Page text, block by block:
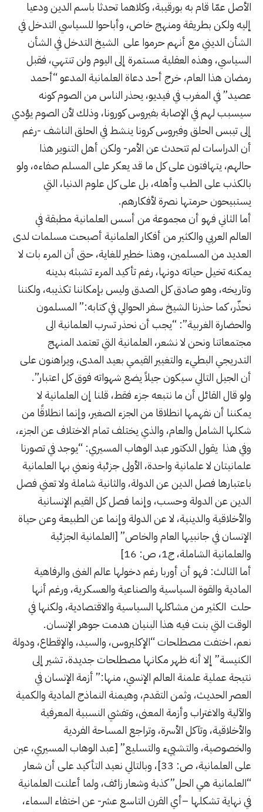
الأصل عمّا قام به بورقيبة، وكلاهما تحدثا باسم الدين ودعيا
إليه ولكن بطريقة ومنهج خاص، وأباحوا للسياسي التدخل في
الشأن الديني مع أنهم حرموا على الشيخ التدخل في الشأن
السياسي، وهذه العقلية مستمرة إلى اليوم ولن تنتهي، فقبل
رمضان هذا العام، خرج أحد دعاة العلمانية المدعو “أحمد
عصيد” في المغرب في فيديو، يحذر الناس من الصوم كونه
سيسبب لهم في الإصابة بفيروس كورونا، وذلك لأن الصوم يؤدي
إلى تيبس الحلق وفيروس كرونا ينشط في الحلق الناشف -رغم
أن الدراسات لم تتحدث عن الأمر- ولكن أهل التنوير هذا
حالهم، يتهافتون على كل ما قد يعكر على المسلم صفاءه، ولو
بالكذب على الطب وأهله، بل على كل علوم الدنيا، التي
يستبيحون حرمتها نصرة لأفكارهم.
أما الثاني فهو أن مجموعة من أسسالعلمانيةمطبقة في
العالم العربي والكثير من أفكار العلمانية أصبحت مسلمات لدى
العديد من المسلمين، وهذا خطير للغاية، حتى أن المرء بات لا
يمكنه تخيل حياته دونها، رغم تأكيد المرء تشبثه بدينه
وتاريخه، وهو صادق كل الصدق وليس بإمكاننا تكذيبه، ولكننا
نحذّر، كما حذرنا الشيخ سفر الحوالي في كتابه:” المسلمون
والحضارة الغربية”: “يجب أن نحذر تسرب العلمانية الى
مجتمعاتنا ونحن لا نشعر، العلمانية التي تعتمد المنهج
التدريجي البطيء والتغيير القيمي بعيد المدى، ويراهنون على
أن الجيل التالي سيكون جيلاً يضع شهواته فوق كل اعتبار”.
ولو قال القائل أن ما نتبعه جزء فقط، قلنا إن العلمانية لا
يمكننا أن نفهمها انطلاقا من الجزء الصغير، وإنما انطلاقًا من
شكلها الشامل والعام، والذي يختلف تمام الاختلاف عن الجزء،
وفي هذا يقول الدكتور عبد الوهاب المسيري: “يوجد في تصورنا
علمانيتان لا علمانية واحدة، الأولى جزئية ونعني بها العلمانية
باعتبارها فصل الدين عن الدولة، والثانية شاملة ولا تعني فصل
الدين عن الدولة وحسب، وإنما فصل كل القيم الإنسانية
والأخلاقية والدينية، لا عن الدولة وإنما عن الطبيعة وعن حياة
الإنسان في جانبيها العام والخاص” [العلمانية الجزئية
والعلمانية الشاملة، ج1، ص: 16]
أما الثالث: فهو أن أوربا رغم دخولها عالم الغنى والرفاهية
المادية والقوة السياسية والصناعية والعسكرية، ورغم أنها
حلت الكثير من مشاكلها السياسية والاقتصادية، ولكنها في
الوقت التي بنت فيه هذا البنيان هدمت جوهر الإنسان.
نعم، اختفت مصطلحات “الإكليروس، والسيد، والإقطاع، ودولة
الكنيسة” إلا أنه ظهر مكانها مصطلحات جديدة، تشير إلى
نتيجة عملية علمنة العالم الإنسي، منها:” أزمة الإنسان في
العصر الحديث، وثمن التقدم، وهيمنة النماذج المادية والكمية
والآلية والاغتراب وأزمة المعنى، وتفشي النسبية المعرفية
والأخلاقية، وتآكل الأسرة، وتراجع المساحة الفردية
والخصوصية، والتشييء والتسليع” [عبد الوهاب المسيري، عين
على العلمانية، ص: 33]، وبالتالي نعيد التأكيد على أن شعار
“العلمانية هي الحل” كذبة وشعار زائف، ولما أعلنت العلمانية
في نهاية تشكلها –أي القرن التاسع عشر- عن اختفاء السماء،